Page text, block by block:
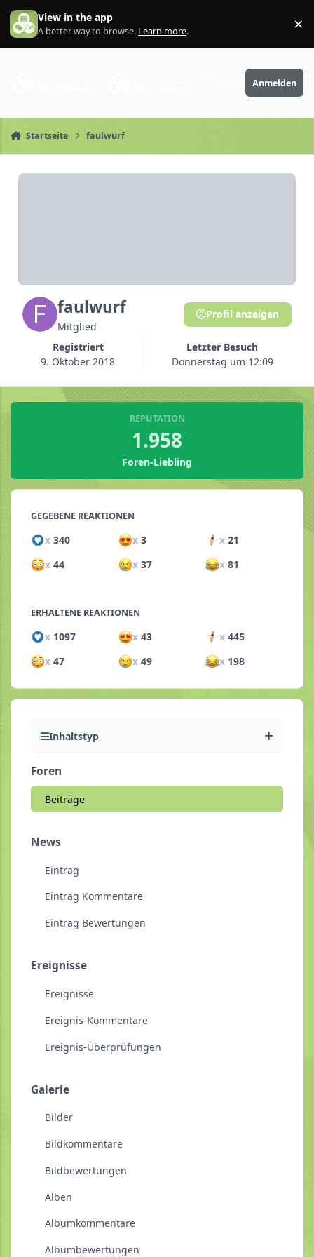
Zum Inhalt springen
View in the app
A better way to browse. Learn more. ×
PhantaFriends.de
Anmelden
Startseite faulwurf
faulwurf
Mitglied
Registriert
9. Oktober 2018
Letzter Besuch
Donnerstag um 12:09
Profil anzeigen
REPUTATION
1.958
Foren-Liebling
GEGEBENE REAKTIONEN
x 340 x3 x 21
x 44 x37 x 81
ERHALTENE REAKTIONEN
x 1097 x43 x 445
x 47 x49 x 198
Inhaltstyp
Foren
Beiträge
News
Eintrag
Eintrag Kommentare
Eintrag Bewertungen
Ereignisse
Ereignisse
Ereignis-Kommentare
Ereignis-Überprüfungen
Galerie
Bilder
Bildkommentare
Bildbewertungen
Alben
Albumkommentare
Albumbewertungen